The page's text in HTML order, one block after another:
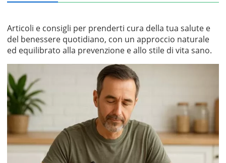
Articoli e consigli per prenderti cura della tua salute e
del benessere quotidiano, con un approccio naturale
ed equilibrato alla prevenzione e allo stile di vita sano.